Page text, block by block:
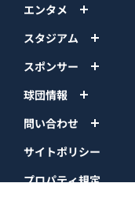
エンタメ
スタジアム
スポンサー
球団情報
問い合わせ
サイトポリシー
プロパティ規定